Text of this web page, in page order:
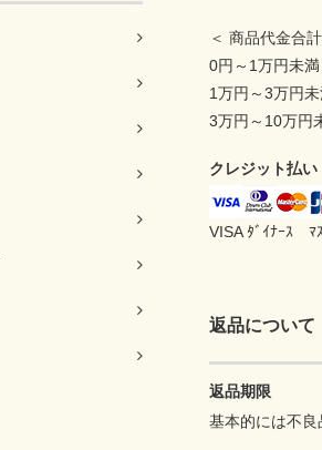
＜ 商品代金合
0円～1万
1万円～3万
3万円～10万
クレジット払い
VISA ﾀﾞｲﾅｰｽ ﾏ
返品について
返品期限
基本的には不良